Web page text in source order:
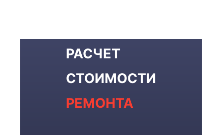
РАСЧЕТ
СТОИМОСТИ
РЕМОНТА